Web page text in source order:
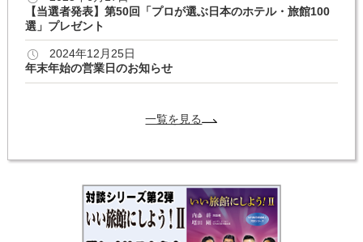
【当選者発表】第50回「プロが選ぶ日本のホテル・旅館100
選」プレゼント
2024年12月25日
年末年始の営業日のお知らせ
一覧を見る